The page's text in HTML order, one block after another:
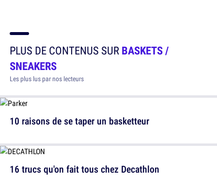
PLUS DE CONTENUS SURBASKETS /
SNEAKERS
Les plus lus par nos lecteurs
16 trucs qu'on fait tous chez Decathlon
10 raisons de se taper un basketteur